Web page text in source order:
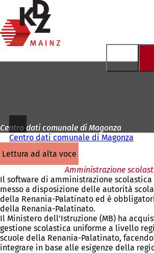
Vai al contenuto
pagina
iniziale
Centro dati comunale di Magonza
Centro dati comunale di Magonza
lettura ad alta voce
Amministrazione
Il software di amministrazione scolastica
messo a disposizione delle autorità
della Renania-Palatinato ed è
della Renania-Palatinato.
Il Ministero dell'Istruzione (MB) ha
gestione scolastica uniforme a livello
scuole della Renania-Palatinato,
integrare in base alle esigenze della